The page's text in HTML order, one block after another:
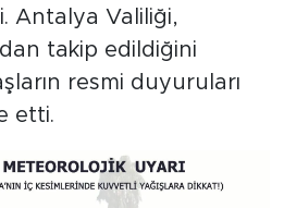
Antalya Valiliği,
takip edildiğini
resmi duyuruları
etti.